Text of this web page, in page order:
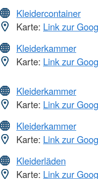
Kleidercontainer
Karte: Link zur
Kleiderkammer
Karte: Link zur
Kleiderkammer
Karte: Link zur
Kleiderkammer
Karte: Link zur
Kleiderläden
Karte: Link zur